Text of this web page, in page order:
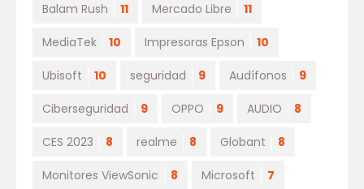
Balam Rush 11 Mercado Libre 11
MediaTek 10 Impresoras Epson 10
Ubisoft 10 seguridad 9 Audífonos 9
Ciberseguridad 9 OPPO 9 AUDIO 8
CES 2023 8 realme 8 Globant 8
Monitores ViewSonic 8 Microsoft 7